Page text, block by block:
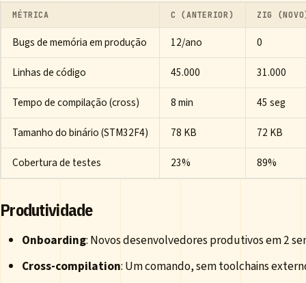
MÉTRICA C (ANTERIOR) ZIG
Bugs de memória em produção 12/ano
0
Linhas de código
45.000
31.000
Tempo de compilação (cross)
8 min
45 seg
Tamanho do binário (STM32F4)
78 KB
72 KB
Cobertura de testes
23% 89%
Produtividade
Onboarding: Novos desenvolvedores produtivos em 2
Cross-compilation: Um comando, sem toolchains